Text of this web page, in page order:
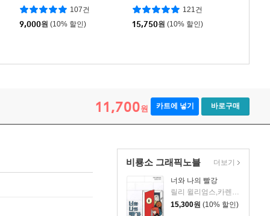
107건
9,000원 (10% 할인)
121건
15,750원 (10% 할인)
11,700원 카트에 넣기 바로구매
비룡소 그래픽노블
너와 나의 빨강
릴리 윌리엄스,카렌 슈니먼 글/김지은 역
15,300원 (10% 할인)
더보기